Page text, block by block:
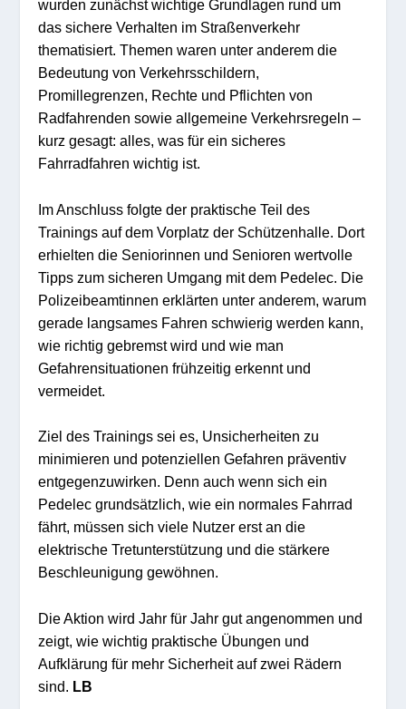
wurden zunächst wichtige Grundlagen rund um
das sichere Verhalten im Straßenverkehr
thematisiert. Themen waren unter anderem die
Bedeutung von Verkehrsschildern,
Promillegrenzen, Rechte und Pflichten von
Radfahrenden sowie allgemeine Verkehrsregeln –
kurz gesagt: alles, was für ein sicheres
Fahrradfahren wichtig ist.
Im Anschluss folgte der praktische Teil des
Trainings auf dem Vorplatz der Schützenhalle. Dort
erhielten die Seniorinnen und Senioren wertvolle
Tipps zum sicheren Umgang mit dem Pedelec. Die
Polizeibeamtinnen erklärten unter anderem, warum
gerade langsames Fahren schwierig werden kann,
wie richtig gebremst wird und wie man
Gefahrensituationen frühzeitig erkennt und
vermeidet.
Ziel des Trainings sei es, Unsicherheiten zu
minimieren und potenziellen Gefahren präventiv
entgegenzuwirken. Denn auch wenn sich ein
Pedelec grundsätzlich, wie ein normales Fahrrad
fährt, müssen sich viele Nutzer erst an die
elektrische Tretunterstützung und die stärkere
Beschleunigung gewöhnen.
Die Aktion wird Jahr für Jahr gut angenommen und
zeigt, wie wichtig praktische Übungen und
Aufklärung für mehr Sicherheit auf zwei Rädern
sind. LB